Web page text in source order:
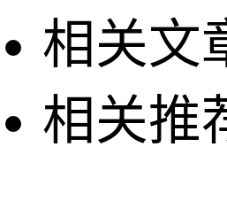
相关文
相关推